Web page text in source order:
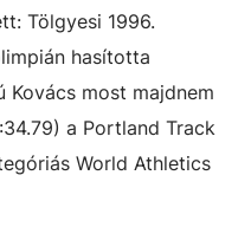
Tölgyesi 1996.
hasította
most majdnem
a Portland Track
World Athletics